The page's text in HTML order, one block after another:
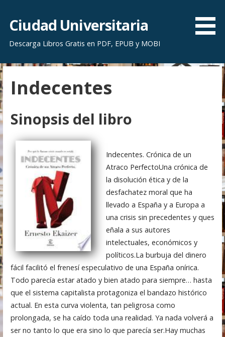
r
a
l
c
o
n
e
n
i
d
o
Ciudad Universitaria
Descarga Libros Gratis en PDF, EPUB y MOBI
Indecentes
Sinopsis del libro
Indecentes. Crónica de un
Atraco PerfectoUna crónica de
la disolución ética y de la
desfachatez moral que ha
llevado a España y a Europa a
una crisis sin precedentes y ques
eñala a sus autores
intelectuales, económicos y
políticos.La burbuja del dinero
fácil facilitó el frenesí especulativo de una España onírica.
Todo parecía estar atado y bien atado para siempre… hasta
que el sistema capitalista protagoniza el bandazo histórico
actual. En esta curva violenta, tan peligrosa como
prolongada, se ha caído toda una realidad. Ya nada volverá a
ser no tanto lo que era sino lo que parecía ser.Hay muchas